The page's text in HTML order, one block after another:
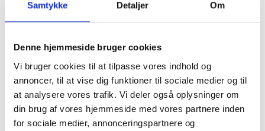
Samtykke Detaljer Om
Denne hjemmeside bruger cookies
Vi bruger cookies til at tilpasse vores indhold og
annoncer, til at vise dig funktioner til sociale medier og til
at analysere vores trafik. Vi deler også oplysninger om
din brug af vores hjemmeside med vores partnere inden
for sociale medier, annonceringspartnere og